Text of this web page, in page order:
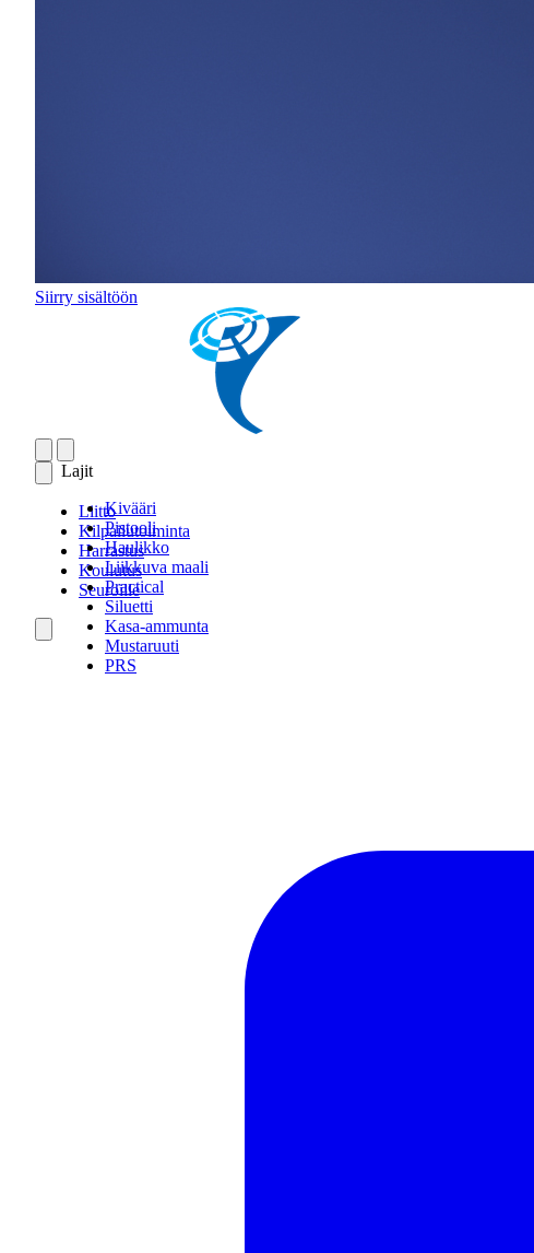
Siirry sisältöön
Lajit
Kivääri
Pistooli
Haulikko
Liikkuva maali
Practical
Siluetti
Kasa-ammunta
Mustaruuti
PRS
Liitto
Kilpailutoiminta
Harrastus
Koulutus
Seuroille